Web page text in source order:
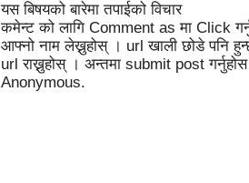
यस बिषयको बारेमा तपाईको विचार
कमेन्ट को लागि Comment as मा Click
आफ्नो नाम लेख्नुहोस् । url खाली छोडे पनि
url राख्नुहोस् । अन्तमा submit post
Anonymous.